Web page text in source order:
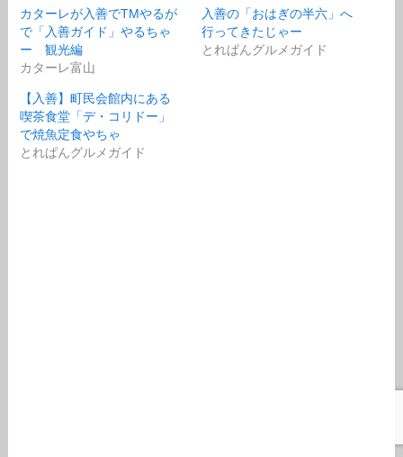
カターレが入善でTMやるが
で「入善ガイド」やるちゃ
ー 観光編
カターレ富山
入善の「おはぎの半六」へ
行ってきたじゃー
とれぱんグルメガイド
【入善】町民会館内にある
喫茶食堂「デ・コリドー」
で焼魚定食やちゃ
とれぱんグルメガイド